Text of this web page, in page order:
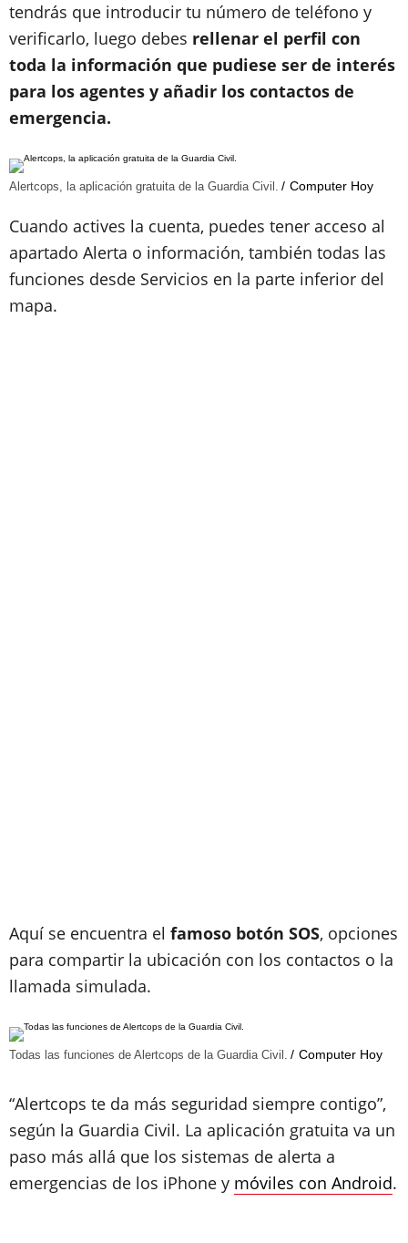
tendrás que introducir tu número de teléfono y
verificarlo, luego debes rellenar el perfil con
toda la información que pudiese ser de interés
para los agentes y añadir los contactos de
emergencia.
Alertcops, la aplicación gratuita de la Guardia Civil. Computer Hoy
Cuando actives la cuenta, puedes tener acceso al
apartado Alerta o información, también todas las
funciones desde Servicios en la parte inferior del
mapa.
Aquí se encuentra el famoso botón SOS, opciones
para compartir la ubicación con los contactos o la
llamada simulada.
Todas las funciones de Alertcops de la Guardia Civil. Computer Hoy
“Alertcops te da más seguridad siempre contigo”,
según la Guardia Civil. La aplicación gratuita va un
paso más allá que los sistemas de alerta a
emergencias de los iPhone y móviles con Android.